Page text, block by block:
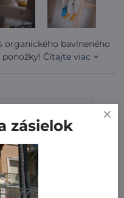
organického bavlneného
Čítajte viac
zásielok